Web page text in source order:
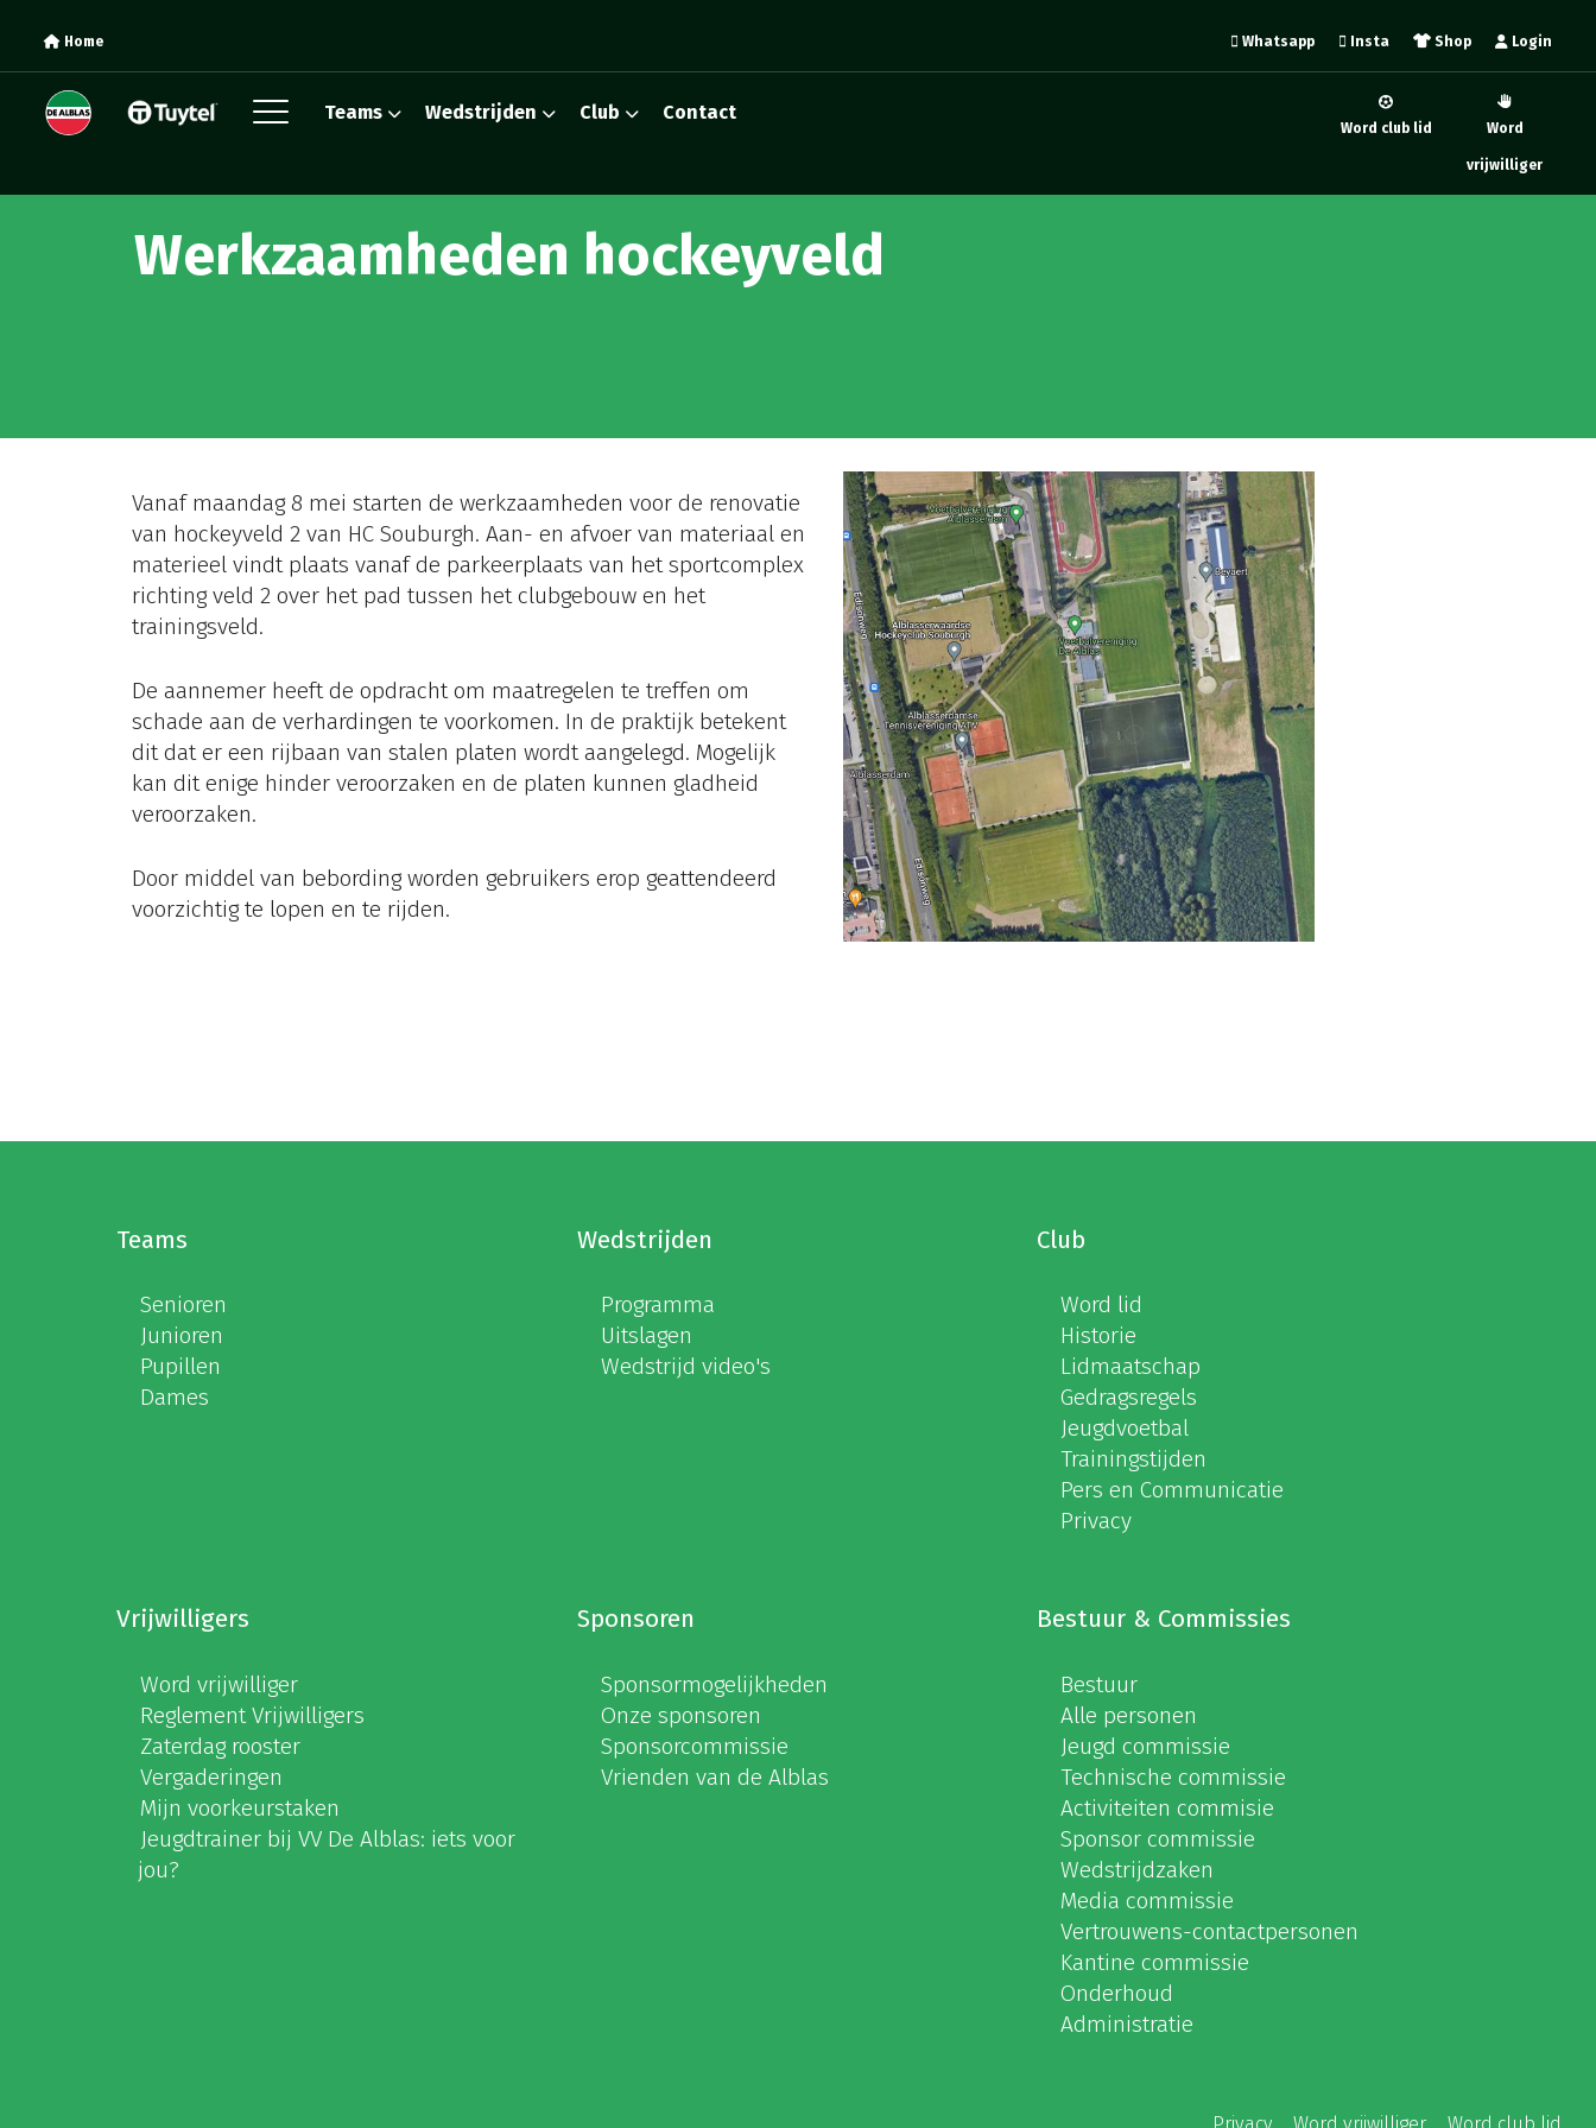
Home Login
Shop
Insta
Whatsapp
Teams Wedstrijden Club Contact
Word
vrijwilliger
Word club lid
Werkzaamheden hockeyveld
Vanaf maandag 8 mei starten de werkzaamheden voor de renovatie
van hockeyveld 2 van HC Souburgh. Aan- en afvoer van materiaal en
materieel vindt plaats vanaf de parkeerplaats van het sportcomplex
richting veld 2 over het pad tussen het clubgebouw en het
trainingsveld.
De aannemer heeft de opdracht om maatregelen te treffen om
schade aan de verhardingen te voorkomen. In de praktijk betekent
dit dat er een rijbaan van stalen platen wordt aangelegd. Mogelijk
kan dit enige hinder veroorzaken en de platen kunnen gladheid
veroorzaken.
Door middel van bebording worden gebruikers erop geattendeerd
voorzichtig te lopen en te rijden.
Teams
Senioren
Junioren
Pupillen
Dames
Wedstrijden
Programma
Uitslagen
Wedstrijd video's
Club
Word lid
Historie
Lidmaatschap
Gedragsregels
Jeugdvoetbal
Trainingstijden
Pers en Communicatie
Privacy
Vrijwilligers
Word vrijwilliger
Reglement Vrijwilligers
Zaterdag rooster
Vergaderingen
Mijn voorkeurstaken
Jeugdtrainer bij VV De Alblas: iets voor
jou?
Sponsoren
Sponsormogelijkheden
Onze sponsoren
Sponsorcommissie
Vrienden van de Alblas
Bestuur & Commissies
Bestuur
Alle personen
Jeugd commissie
Technische commissie
Activiteiten commisie
Sponsor commissie
Wedstrijdzaken
Media commissie
Vertrouwens-contactpersonen
Kantine commissie
Onderhoud
Administratie
Privacy Word vrijwilliger Word club lid